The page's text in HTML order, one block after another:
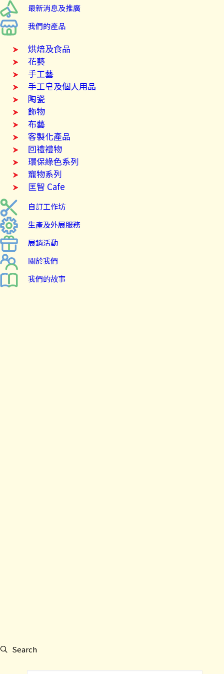
最新消息及推廣
我們的產品
烘焙及食品
花藝
手工藝
手工皂及個人用品
陶瓷
飾物
布藝
客製化產品
回禮禮物
環保綠色系列
寵物系列
匡智 Cafe
自訂工作坊
生產及外展服務
展銷活動
關於我們
我們的故事
Search